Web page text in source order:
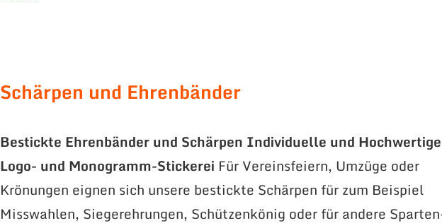
Schärpen und Ehrenbänder
Bestickte Ehrenbänder und Schärpen Individuelle und Hochwertige
Logo- und Monogramm-Stickerei Für Vereinsfeiern, Umzüge oder
Krönungen eignen sich unsere bestickte Schärpen für zum Beispiel
Misswahlen, Siegerehrungen, Schützenkönig oder für andere